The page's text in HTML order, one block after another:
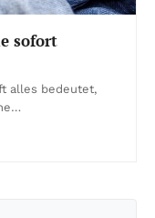
sofort
alles bedeutet,